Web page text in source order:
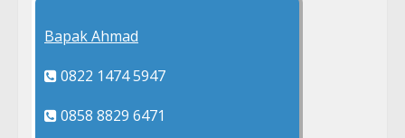
Bapak Ahmad
0822 1474 5947
0858 8829 6471